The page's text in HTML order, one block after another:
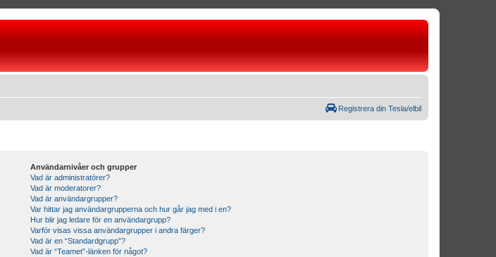
Registrera din Tesla/elbil
Användarnivåer och grupper
Vad är administratörer?
Vad är moderatorer?
Vad är användargrupper?
Var hittar jag användargrupperna och hur går jag med i en?
Hur blir jag ledare för en användargrupp?
Varför visas vissa användargrupper i andra färger?
Vad är en “Standardgrupp”?
Vad är “Teamet”-länken för något?